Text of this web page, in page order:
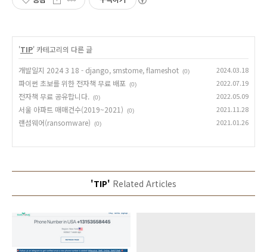
'TIP' 카테고리의 다른 글
개발일지 2024 3 18 - django, smstome, flameshot (0) 2024.03.18
파이썬 초보를 위한 전자책 무료 배포 (0) 2022.07.19
전자책 무료 공유합니다. (0) 2022.05.09
서울 아파트 매매건수(2019~2021) (0) 2021.11.28
랜섬웨어(ransomware) (0) 2021.01.26
'TIP' Related Articles